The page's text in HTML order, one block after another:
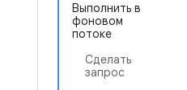
Выполнить в
фоновом
потоке
Сделать
запрос